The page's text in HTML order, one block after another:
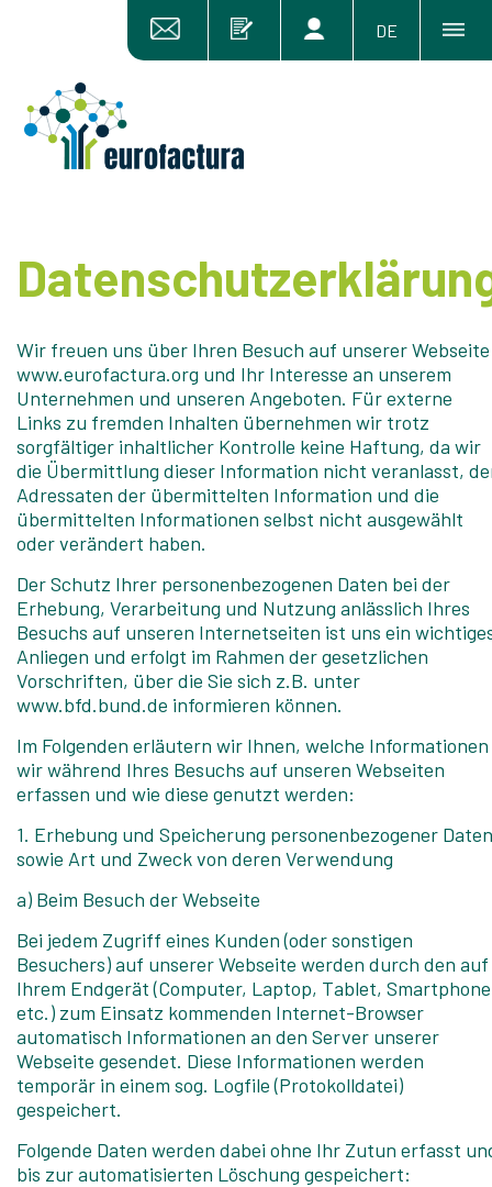
DE
Wir freuen uns über Ihren Besuch auf unserer Webseite
www.eurofactura.org und Ihr Interesse an unserem
Unternehmen und unseren Angeboten. Für externe
Links zu fremden Inhalten übernehmen wir trotz
sorgfältiger inhaltlicher Kontrolle keine Haftung, da wir
die Übermittlung dieser Information nicht veranlasst,
Adressaten der übermittelten Information und die
übermittelten Informationen selbst nicht ausgewählt
oder verändert haben.
Der Schutz Ihrer personenbezogenen Daten bei der
Erhebung, Verarbeitung und Nutzung anlässlich Ihres
Besuchs auf unseren Internetseiten ist uns ein
Anliegen und erfolgt im Rahmen der gesetzlichen
Vorschriften, über die Sie sich z.B. unter
www.bfd.bund.de informieren können.
Im Folgenden erläutern wir Ihnen, welche Informationen
wir während Ihres Besuchs auf unseren Webseiten
erfassen und wie diese genutzt werden:
1. Erhebung und Speicherung personenbezogener Daten
sowie Art und Zweck von deren Verwendung
a) Beim Besuch der Webseite
Bei jedem Zugriff eines Kunden (oder sonstigen
Besuchers) auf unserer Webseite werden durch den auf
Ihrem Endgerät (Computer, Laptop, Tablet,
etc.) zum Einsatz kommenden Internet-Browser
automatisch Informationen an den Server unserer
Webseite gesendet. Diese Informationen werden
temporär in einem sog. Logfile (Protokolldatei)
gespeichert.
Folgende Daten werden dabei ohne Ihr Zutun erfasst
bis zur automatisierten Löschung gespeichert: